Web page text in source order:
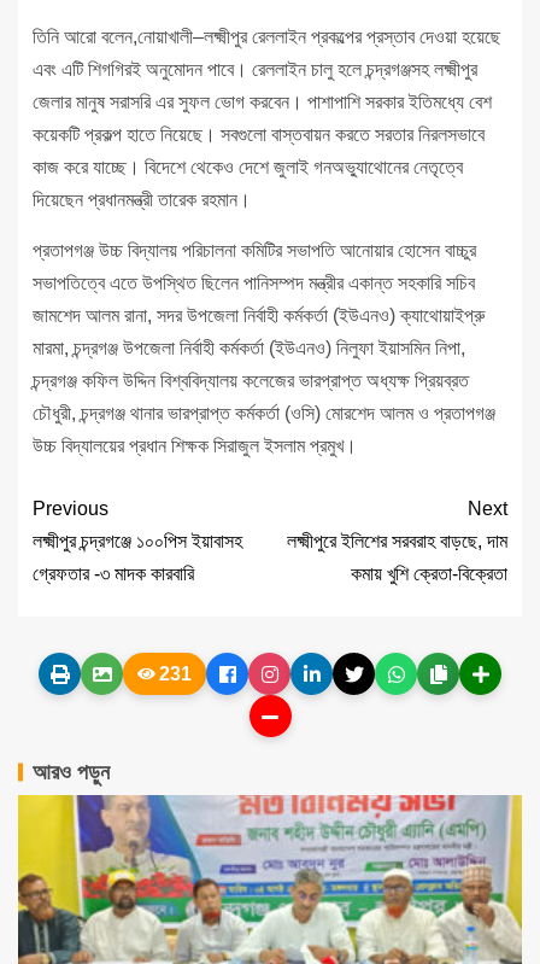
তিনি আরো বলেন,নোয়াখালী–লক্ষ্মীপুর রেললাইন প্রকল্পের প্রস্তাব দেওয়া হয়েছে
এবং এটি শিগগিরই অনুমোদন পাবে। রেললাইন চালু হলে চন্দ্রগঞ্জসহ লক্ষ্মীপুর
জেলার মানুষ সরাসরি এর সুফল ভোগ করবেন। পাশাপাশি সরকার ইতিমধ্যে বেশ
কয়েকটি প্রকল্প হাতে নিয়েছে। সবগুলো বাস্তবায়ন করতে সরতার নিরলসভাবে
কাজ করে যাচ্ছে। বিদেশে থেকেও দেশে জুলাই গনঅভ্যাুথোনের নেতৃত্বে
দিয়েছেন প্রধানমন্ত্রী তারেক রহমান।
প্রতাপগঞ্জ উচ্চ বিদ্যালয় পরিচালনা কমিটির সভাপতি আনোয়ার হোসেন বাচ্চুর
সভাপতিত্বে এতে উপস্থিত ছিলেন পানিসম্পদ মন্ত্রীর একান্ত সহকারি সচিব
জামশেদ আলম রানা, সদর উপজেলা নির্বাহী কর্মকর্তা (ইউএনও) ক্যাথোয়াইপ্রু
মারমা, চন্দ্রগঞ্জ উপজেলা নির্বাহী কর্মকর্তা (ইউএনও) নিলুফা ইয়াসমিন নিপা,
চন্দ্রগঞ্জ কফিল উদ্দিন বিশ্ববিদ্যালয় কলেজের ভারপ্রাপ্ত অধ্যক্ষ প্রিয়ব্রত
চৌধুরী, চন্দ্রগঞ্জ থানার ভারপ্রাপ্ত কর্মকর্তা (ওসি) মোরশেদ আলম ও প্রতাপগঞ্জ
উচ্চ বিদ্যালয়ের প্রধান শিক্ষক সিরাজুল ইসলাম প্রমুখ।
Previous
লক্ষ্মীপুর চন্দ্রগঞ্জে ১০০পিস ইয়াবাসহ
গ্রেফতার -৩ মাদক কারবারি
Next
লক্ষ্মীপুরে ইলিশের সরবরাহ বাড়ছে, দাম
কমায় খুশি ক্রেতা-বিক্রেতা
231
আরও পড়ুন